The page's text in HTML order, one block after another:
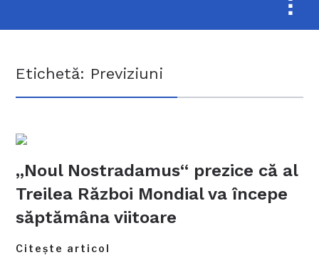
Etichetă: Previziuni
„Noul Nostradamus“ prezice că al
Treilea Război Mondial va începe
săptămâna viitoare
Citește articol